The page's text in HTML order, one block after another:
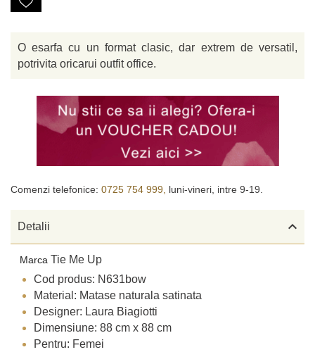
O esarfa cu un format clasic, dar extrem de versatil,
potrivita oricarui outfit office.
Comenzi telefonice: 0725 754 999, luni-vineri, intre 9-19.
Detalii 
Marca Tie Me Up
Cod produs: N631bow
Material: Matase naturala satinata
Designer: Laura Biagiotti
Dimensiune: 88 cm x 88 cm
Pentru: Femei